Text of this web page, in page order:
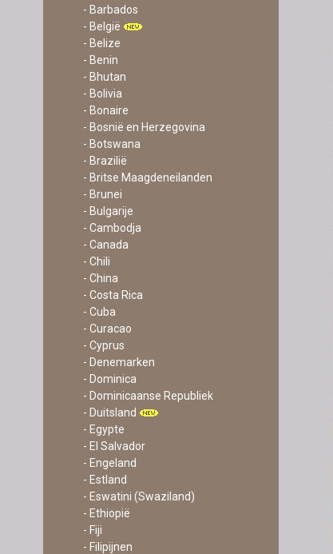
- Barbados
- België
- Belize
- Benin
- Bhutan
- Bolivia
- Bonaire
- Bosnië en Herzegovina
- Botswana
- Brazilië
- Britse Maagdeneilanden
- Brunei
- Bulgarije
- Cambodja
- Canada
- Chili
- China
- Costa Rica
- Cuba
- Curacao
- Cyprus
- Denemarken
- Dominica
- Dominicaanse Republiek
- Duitsland
- Egypte
- El Salvador
- Engeland
- Estland
- Eswatini (Swaziland)
- Ethiopië
- Fiji
- Filipijnen